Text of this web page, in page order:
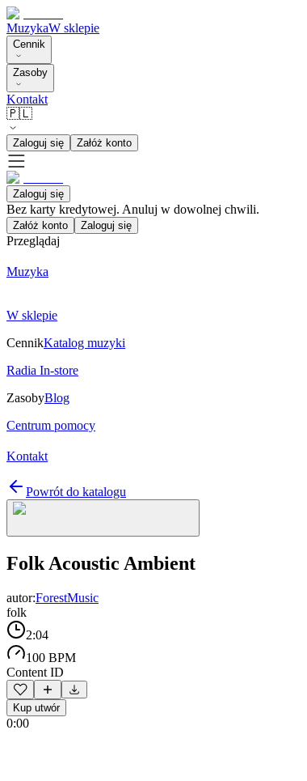
MuzykaW sklepie
Cennik
Zasoby
Kontakt
🇵🇱
Zaloguj się Załóż konto
Zaloguj się
Bez karty kredytowej. Anuluj w dowolnej chwili.
Załóż konto Zaloguj się
Przeglądaj
Muzyka
W sklepie
CennikKatalog muzyki
Radia In-store
ZasobyBlog
Centrum pomocy
Kontakt
Powrót do katalogu
Folk Acoustic Ambient
autor:ForestMusic
folk
2:04
100 BPM
Content ID
Kup utwór
0:00